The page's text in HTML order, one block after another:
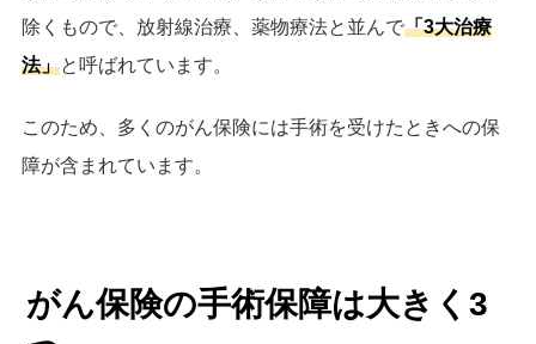
除くもので、放射線治療、薬物療法と並んで「3大治療
法」と呼ばれています。
このため、多くのがん保険には手術を受けたときへの保
障が含まれています。
がん保険の手術保障は大きく3